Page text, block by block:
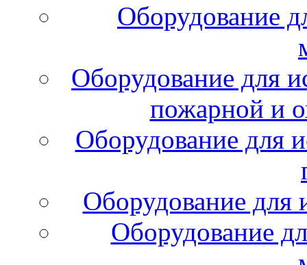
Оборудование
Оборудование для
пожарной и
Оборудование для
Оборудование для
Оборудование